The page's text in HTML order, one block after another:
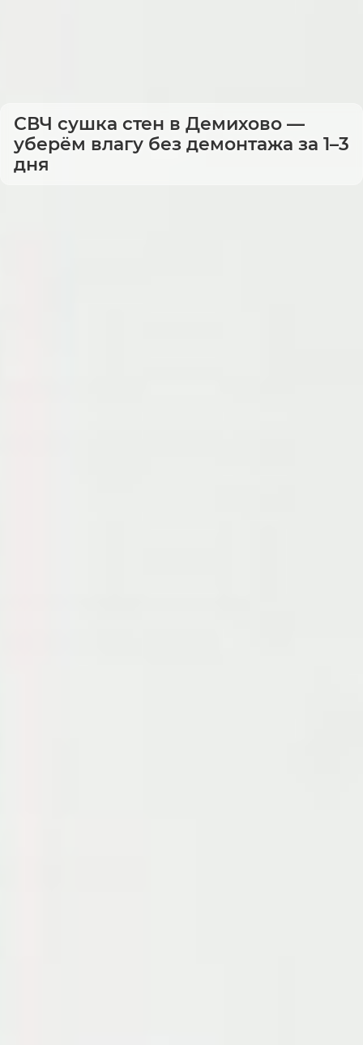
СВЧ сушка стен в Демихово —
уберём влагу без демонтажа за 1–3
дня